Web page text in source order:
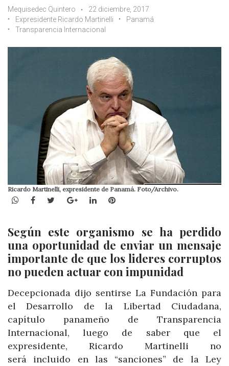
Mequisedec Quintero
22 diciembre, 2017
Expresidente Ricardo Martinelli
Panamá
Transparencia Internacional
Ricardo Martinelli, expresidente de Panamá. Foto/Archivo.
WhatsApp
Facebook
TwitterGoogle+LinkedInPinterest
Según este organismo se ha perdido
una oportunidad de enviar un mensaje
importante de que los lideres corruptos
no pueden actuar con impunidad
Decepcionada dijo sentirse La Fundación para
el Desarrollo de la Libertad Ciudadana,
capítulo panameño de Transparencia
Internacional, luego de saber que el
expresidente, Ricardo Martinelli no
será incluido en las “sanciones” de la Ley